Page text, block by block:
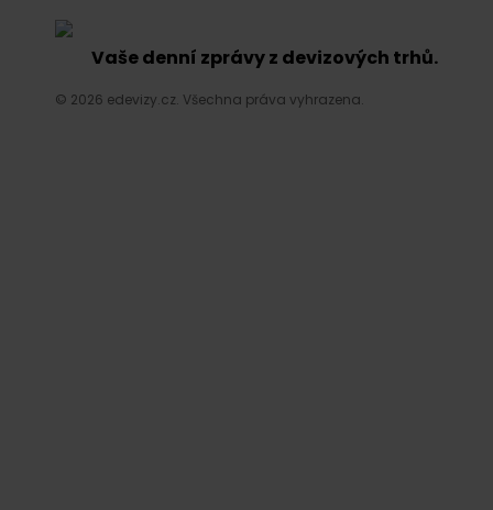
Vaše denní zprávy z devizových trhů.
© 2026 edevizy.cz. Všechna práva vyhrazena.